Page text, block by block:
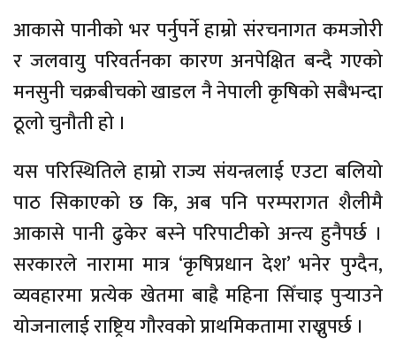
आकासे पानीको भर पर्नुपर्ने हाम्रो संरचनागत कमजोरी
र जलवायु परिवर्तनका कारण अनपेक्षित बन्दै गएको
मनसुनी चक्रबीचको खाडल नै नेपाली कृषिको सबैभन्दा
ठूलो चुनौती हो ।
यस परिस्थितिले हाम्रो राज्य संयन्त्रलाई एउटा बलियो
पाठ सिकाएको छ कि, अब पनि परम्परागत शैलीमै
आकासे पानी ढुकेर बस्ने परिपाटीको अन्त्य हुनैपर्छ ।
सरकारले नारामा मात्र ‘कृषिप्रधान देश’ भनेर पुग्दैन,
व्यवहारमा प्रत्येक खेतमा बाह्रै महिना सिँचाइ पुर्‍याउने
योजनालाई राष्ट्रिय गौरवको प्राथमिकतामा राख्नुपर्छ ।